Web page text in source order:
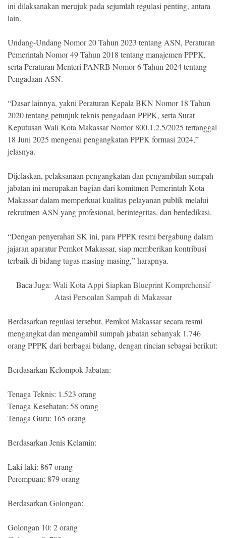
ini dilaksanakan merujuk pada sejumlah regulasi penting, antara
lain.
Undang-Undang Nomor 20 Tahun 2023 tentang ASN, Peraturan
Pemerintah Nomor 49 Tahun 2018 tentang manajemen PPPK,
serta Peraturan Menteri PANRB Nomor 6 Tahun 2024 tentang
Pengadaan ASN.
“Dasar lainnya, yakni Peraturan Kepala BKN Nomor 18 Tahun
2020 tentang petunjuk teknis pengadaan PPPK, serta Surat
Keputusan Wali Kota Makassar Nomor 800.1.2.5/2025 tertanggal
18 Juni 2025 mengenai pengangkatan PPPK formasi 2024,”
jelasnya.
Dijelaskan, pelaksanaan pengangkatan dan pengambilan sumpah
jabatan ini merupakan bagian dari komitmen Pemerintah Kota
Makassar dalam memperkuat kualitas pelayanan publik melalui
rekrutmen ASN yang profesional, berintegritas, dan berdedikasi.
“Dengan penyerahan SK ini, para PPPK resmi bergabung dalam
jajaran aparatur Pemkot Makassar, siap memberikan kontribusi
terbaik di bidang tugas masing-masing,” harapnya.
Baca Juga: Wali Kota Appi Siapkan Blueprint Komprehensif
Atasi Persoalan Sampah di Makassar
Berdasarkan regulasi tersebut, Pemkot Makassar secara resmi
mengangkat dan mengambil sumpah jabatan sebanyak 1.746
orang PPPK dari berbagai bidang, dengan rincian sebagai berikut:
Berdasarkan Kelompok Jabatan:
Tenaga Teknis: 1.523 orang
Tenaga Kesehatan: 58 orang
Tenaga Guru: 165 orang
Berdasarkan Jenis Kelamin:
Laki-laki: 867 orang
Perempuan: 879 orang
Berdasarkan Golongan:
Golongan 10: 2 orang